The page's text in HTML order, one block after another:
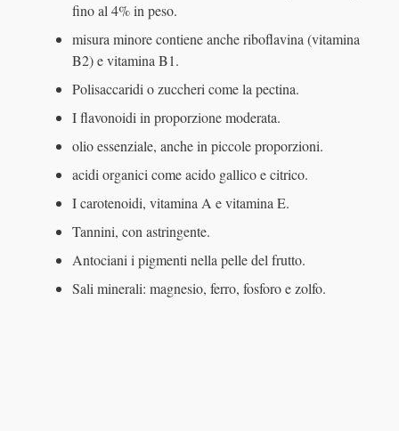
fino al 4% in peso.
misura minore contiene anche riboflavina (vitamina
B2) e vitamina B1.
Polisaccaridi o zuccheri come la pectina.
I flavonoidi in proporzione moderata.
olio essenziale, anche in piccole proporzioni.
acidi organici come acido gallico e citrico.
I carotenoidi, vitamina A e vitamina E.
Tannini, con astringente.
Antociani i pigmenti nella pelle del frutto.
Sali minerali: magnesio, ferro, fosforo e zolfo.